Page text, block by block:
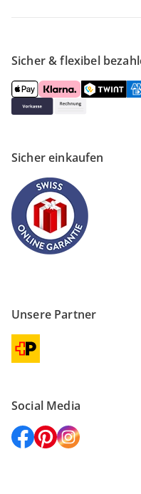
Sicher & flexibel
Sicher einkaufen
Unsere Partner
Social Media